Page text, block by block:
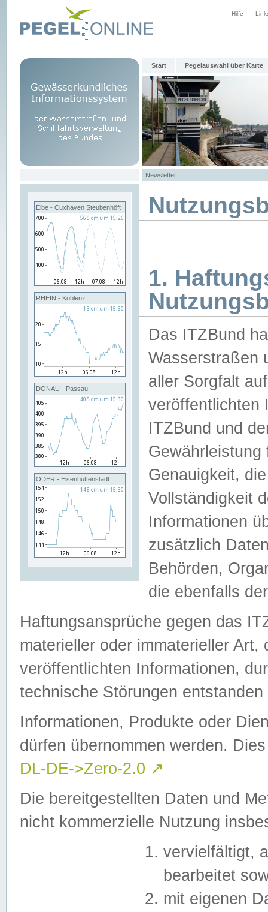
Hilfe
Start Pegelauswahl über Karte
Newsletter
Elbe - Cuxhaven Steubenhöft
RHEIN - Koblenz
DONAU - Passau
ODER - Eisenhüttenstadt
1.
Das ITZBund
Wasserstraßen
aller Sorgfalt
veröffentlichten
ITZBund und
Genauigkeit,
Vollständigkeit
Informationen
zusätzlich
Behörden,
die ebenfalls
Haftungsansprüche gegen das
materieller oder immaterieller
veröffentlichten Informationen,
technische Störungen
Informationen, Produkte oder
dürfen übernommen werden.
DL-DE->Zero-2.0 ↗
Die bereitgestellten Daten und
nicht kommerzielle Nutzung
vervielfältigt,
bearbeitet
mit eigenen